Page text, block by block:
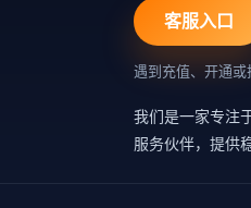
客服入口
遇到充值、开通或
我们是一家专注
服务伙伴，提供